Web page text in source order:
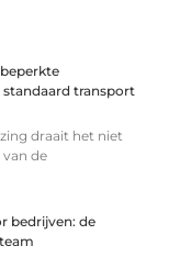
transport
draait het niet
de
bedrijven: de